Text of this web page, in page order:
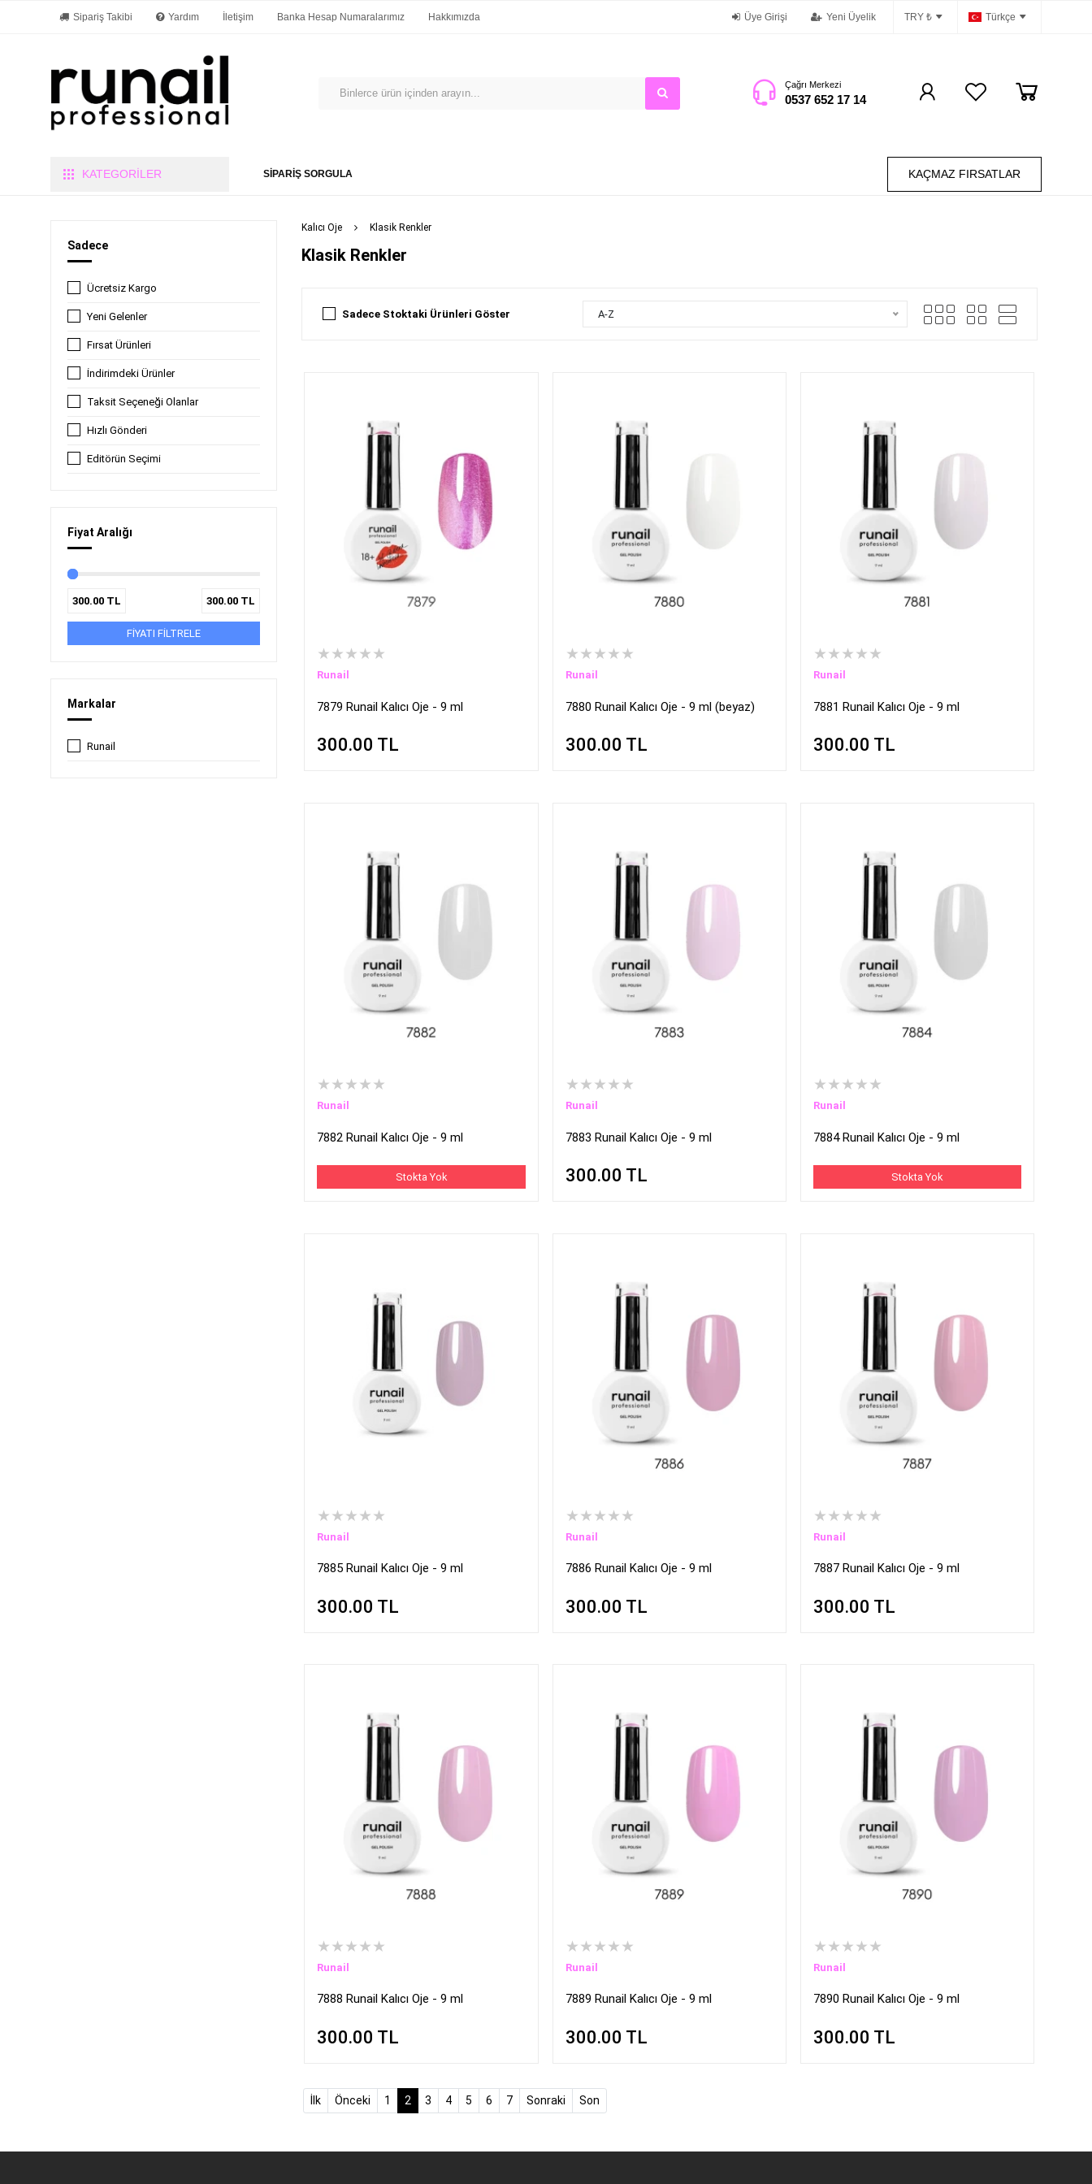
Sipariş Takibi Yardım İletişim Banka Hesap Numaralarımız Hakkımızda Üye Girişi Yeni Üyelik TRY ₺ Türkçe
Çağrı Merkezi
0537 652 17 14
KATEGORİLER SİPARİŞ SORGULA KAÇMAZ FIRSATLAR
Sadece
Ücretsiz Kargo
Yeni Gelenler
Fırsat Ürünleri
İndirimdeki Ürünler
Taksit Seçeneği Olanlar
Hızlı Gönderi
Editörün Seçimi
Fiyat Aralığı
300.00 TL 300.00 TL
FİYATI FİLTRELE
Markalar
Runail
Kalıcı Oje Klasik Renkler
Klasik Renkler
Sadece Stoktaki Ürünleri Göster A-Z
★★★★★
Runail
7879 Runail Kalıcı Oje - 9 ml
300.00 TL
★★★★★
Runail
7880 Runail Kalıcı Oje - 9 ml (beyaz)
300.00 TL
★★★★★
Runail
7881 Runail Kalıcı Oje - 9 ml
300.00 TL
★★★★★
Runail
7882 Runail Kalıcı Oje - 9 ml
Stokta Yok
★★★★★
Runail
7883 Runail Kalıcı Oje - 9 ml
300.00 TL
★★★★★
Runail
7884 Runail Kalıcı Oje - 9 ml
Stokta Yok
★★★★★
Runail
7885 Runail Kalıcı Oje - 9 ml
300.00 TL
★★★★★
Runail
7886 Runail Kalıcı Oje - 9 ml
300.00 TL
★★★★★
Runail
7887 Runail Kalıcı Oje - 9 ml
300.00 TL
★★★★★
Runail
7888 Runail Kalıcı Oje - 9 ml
300.00 TL
★★★★★
Runail
7889 Runail Kalıcı Oje - 9 ml
300.00 TL
★★★★★
Runail
7890 Runail Kalıcı Oje - 9 ml
300.00 TL
İlk Önceki 1 2(current)
3 4 5 6 7 Sonraki Son